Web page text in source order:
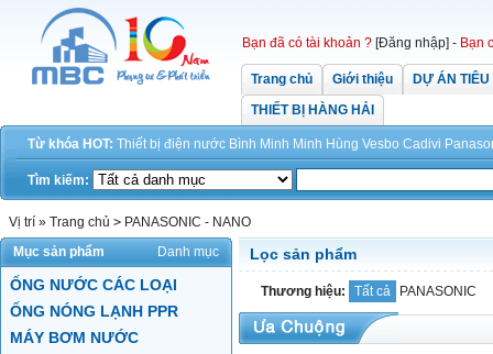
Bạn đã có tài khoản ? [Đăng nhập] - Bạn
Trang chủ Giới thiệu
DỰ ÁN
THIẾT BỊ HÀNG HẢI
Từ khóa HOT: Thiết bị điện nước Bình Minh Minh Hùng Vesbo Cadivi
Tìm kiếm:
Vị trí » Trang chủ > PANASONIC - NANO
Mục sản phẩm
Danh mục
ỐNG NƯỚC CÁC LOẠI
ỐNG NÓNG LẠNH PPR
MÁY BƠM NƯỚC
Lọc sản phẩm
Thương hiệu: Tất cả PANASONIC